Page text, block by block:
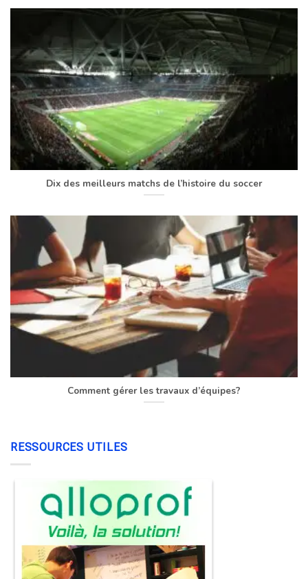
Dix des meilleurs matchs de l’histoire du soccer
Comment gérer les travaux d’équipes?
RESSOURCES UTILES